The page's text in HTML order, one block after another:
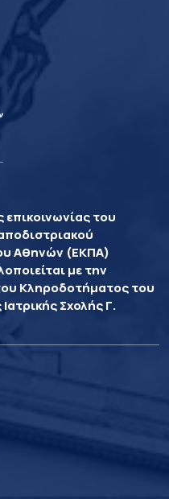
του
Αθηνών (ΕΚΠΑ)
με την
Κληροδοτήματος του
Σχολής Γ.